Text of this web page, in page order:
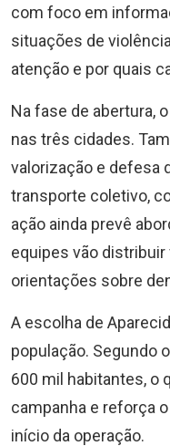
com foco em
situações de
atenção e por quais
Na fase de abertura,
nas três cidades.
valorização e defesa
transporte coletivo,
ação ainda prevê
equipes vão
orientações sobre
A escolha de
população. Segundo
600 mil habitantes, o
campanha e reforça
início da operação.